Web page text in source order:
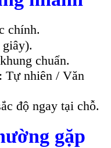
chính.
chuẩn.
Tự nhiên / Văn
độ ngay tại chỗ.
gặp